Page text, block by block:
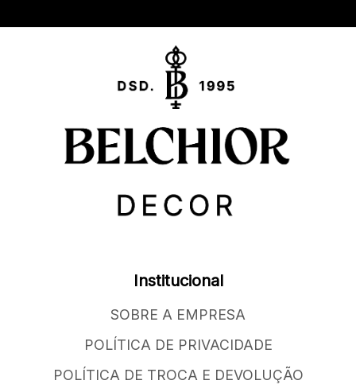
Institucional
SOBRE A EMPRESA
POLÍTICA DE PRIVACIDADE
POLÍTICA DE TROCA E DEVOLUÇÃO